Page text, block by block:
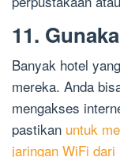
11.
Banyak hotel
mereka. Anda
mengakses
pastikan untuk
jaringan WiFi